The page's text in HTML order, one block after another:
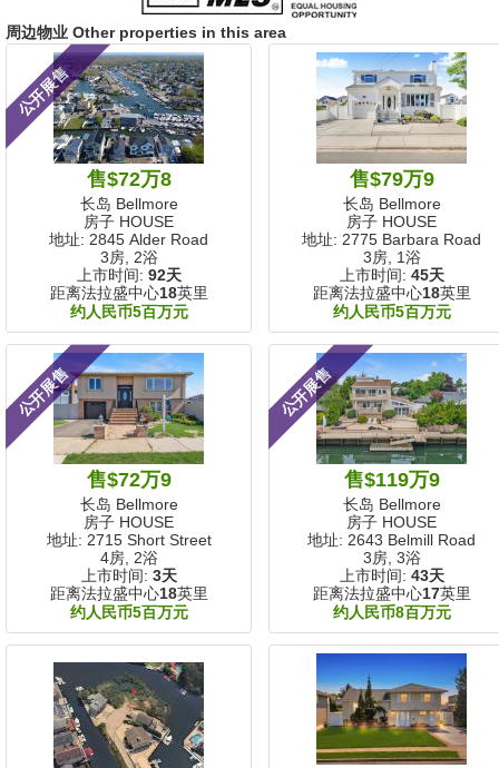
周边物业 Other properties in this area
公开展售
售$72万8
长岛 Bellmore
房子 HOUSE
地址: 2845 Alder Road
3房, 2浴
上市时间: 92天
距离法拉盛中心18英里
约人民币5百万元
售$79万9
长岛 Bellmore
房子 HOUSE
地址: 2775 Barbara Road
3房, 1浴
上市时间: 45天
距离法拉盛中心18英里
约人民币5百万元
公开展售
售$72万9
长岛 Bellmore
房子 HOUSE
地址: 2715 Short Street
4房, 2浴
上市时间: 3天
距离法拉盛中心18英里
约人民币5百万元
公开展售
售$119万9
长岛 Bellmore
房子 HOUSE
地址: 2643 Belmill Road
3房, 3浴
上市时间: 43天
距离法拉盛中心17英里
约人民币8百万元